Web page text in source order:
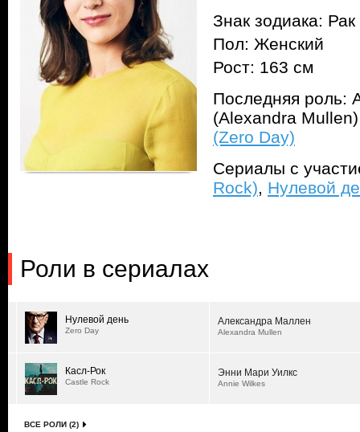
Знак зодиака: Рак
Пол: Женский
Рост: 163 см
Последняя роль:
(Alexandra
(Zero Day)
Сериалы с
Rock), Нулевой
Роли в сериалах
Нулевой день
Zero Day
Александра Маллен
Alexandra Mullen
Касл-Рок
Castle Rock
Энни Мари Уилкс
Annie Wilkes
ВСЕ РОЛИ (2)